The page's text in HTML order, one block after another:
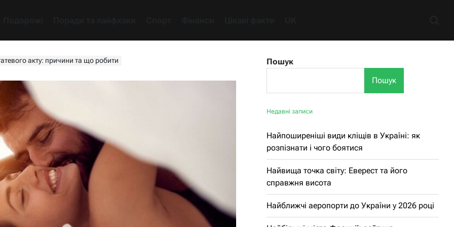
акту: причини та що робити
Пошук
Пошук
Недавні записи
Найпоширеніші види кліщів в Україні: як
розпізнати і чого боятися
Найвища точка світу: Еверест та його
справжня висота
Найближчі аеропорти до України у 2026 році